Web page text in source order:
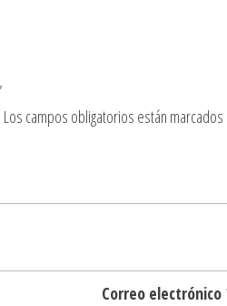
Los campos obligatorios están marcados
Correo electrónico